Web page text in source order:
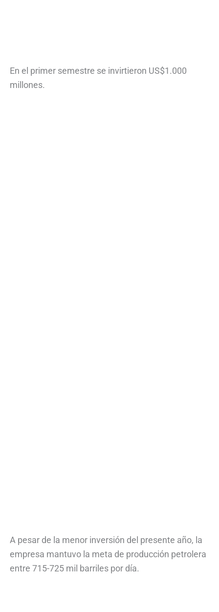
En el primer semestre se invirtieron US$1.000
millones.
A pesar de la menor inversión del presente año, la
empresa mantuvo la meta de producción petrolera
entre 715-725 mil barriles por día.